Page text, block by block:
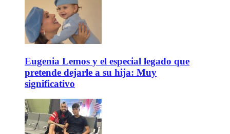
Eugenia Lemos y el especial legado que
pretende dejarle a su hija: Muy
significativo